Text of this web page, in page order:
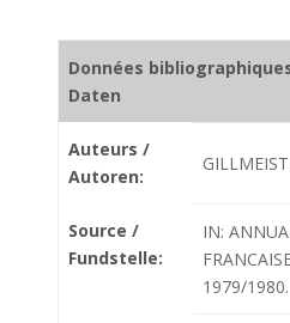
Données
Daten
Auteurs /
Autoren:
Source /
Fundstelle:
IN:
1979/